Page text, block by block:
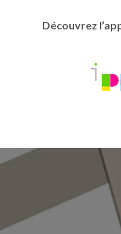
Découvrez